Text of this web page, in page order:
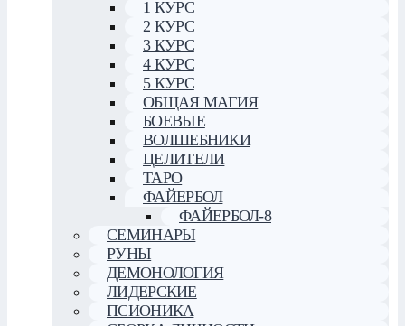
1 КУРС
2 КУРС
3 КУРС
4 КУРС
5 КУРС
ОБЩАЯ МАГИЯ
БОЕВЫЕ
ВОЛШЕБНИКИ
ЦЕЛИТЕЛИ
ТАРО
ФАЙЕРБОЛ
ФАЙЕРБОЛ-8
СЕМИНАРЫ
РУНЫ
ДЕМОНОЛОГИЯ
ЛИДЕРСКИЕ
ПСИОНИКА